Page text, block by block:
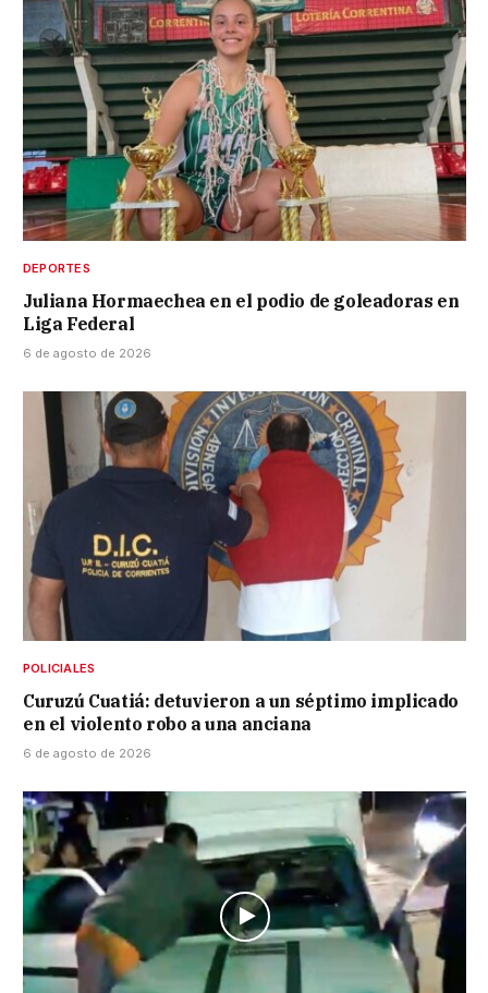
DEPORTES
Juliana Hormaechea en el podio de goleadoras en
Liga Federal
6 de agosto de 2026
POLICIALES
Curuzú Cuatiá: detuvieron a un séptimo implicado
en el violento robo a una anciana
6 de agosto de 2026